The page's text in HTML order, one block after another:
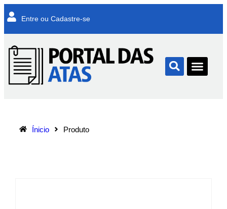
Entre ou Cadastre-se
Ínicio Produto